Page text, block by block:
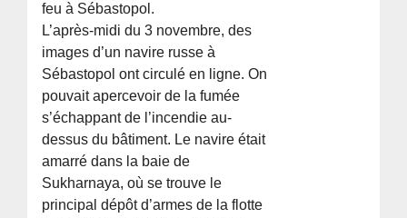
feu à Sébastopol.
L’après-midi du 3 novembre, des
images d’un navire russe à
Sébastopol ont circulé en ligne. On
pouvait apercevoir de la fumée
s’échappant de l’incendie au-
dessus du bâtiment. Le navire était
amarré dans la baie de
Sukharnaya, où se trouve le
principal dépôt d’armes de la flotte